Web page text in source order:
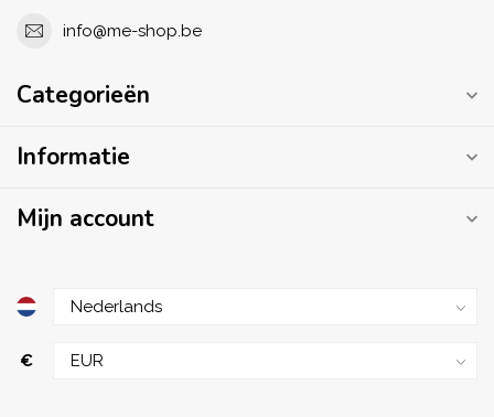
info@me-shop.be
Categorieën
Informatie
Mijn account
€